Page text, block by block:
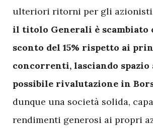
ulteriori ritorni per gli
il titolo Generali è scambiato
sconto del 15% rispetto ai
concorrenti, lasciando spazio
possibile rivalutazione in
dunque una società solida,
rendimenti generosi ai propri